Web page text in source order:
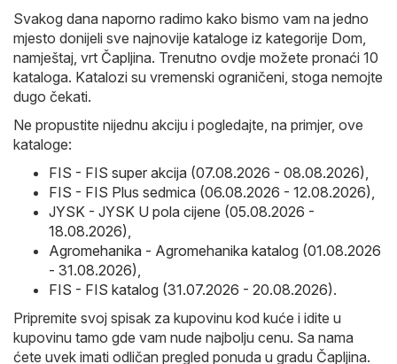
Svakog dana naporno radimo kako bismo vam na jedno
mjesto donijeli sve najnovije kataloge iz kategorije Dom,
namještaj, vrt Čapljina. Trenutno ovdje možete pronaći 10
kataloga. Katalozi su vremenski ograničeni, stoga nemojte
dugo čekati.
Ne propustite nijednu akciju i pogledajte, na primjer, ove
kataloge:
FIS - FIS super akcija (07.08.2026 - 08.08.2026)
FIS - FIS Plus sedmica (06.08.2026 - 12.08.2026)
JYSK - JYSK U pola cijene (05.08.2026 -
18.08.2026)
Agromehanika - Agromehanika katalog (01.08.2026
- 31.08.2026)
FIS - FIS katalog (31.07.2026 - 20.08.2026).
Pripremite svoj spisak za kupovinu kod kuće i idite u
kupovinu tamo gde vam nude najbolju cenu. Sa nama
ćete uvek imati odličan pregled ponuda u gradu Čapljina.